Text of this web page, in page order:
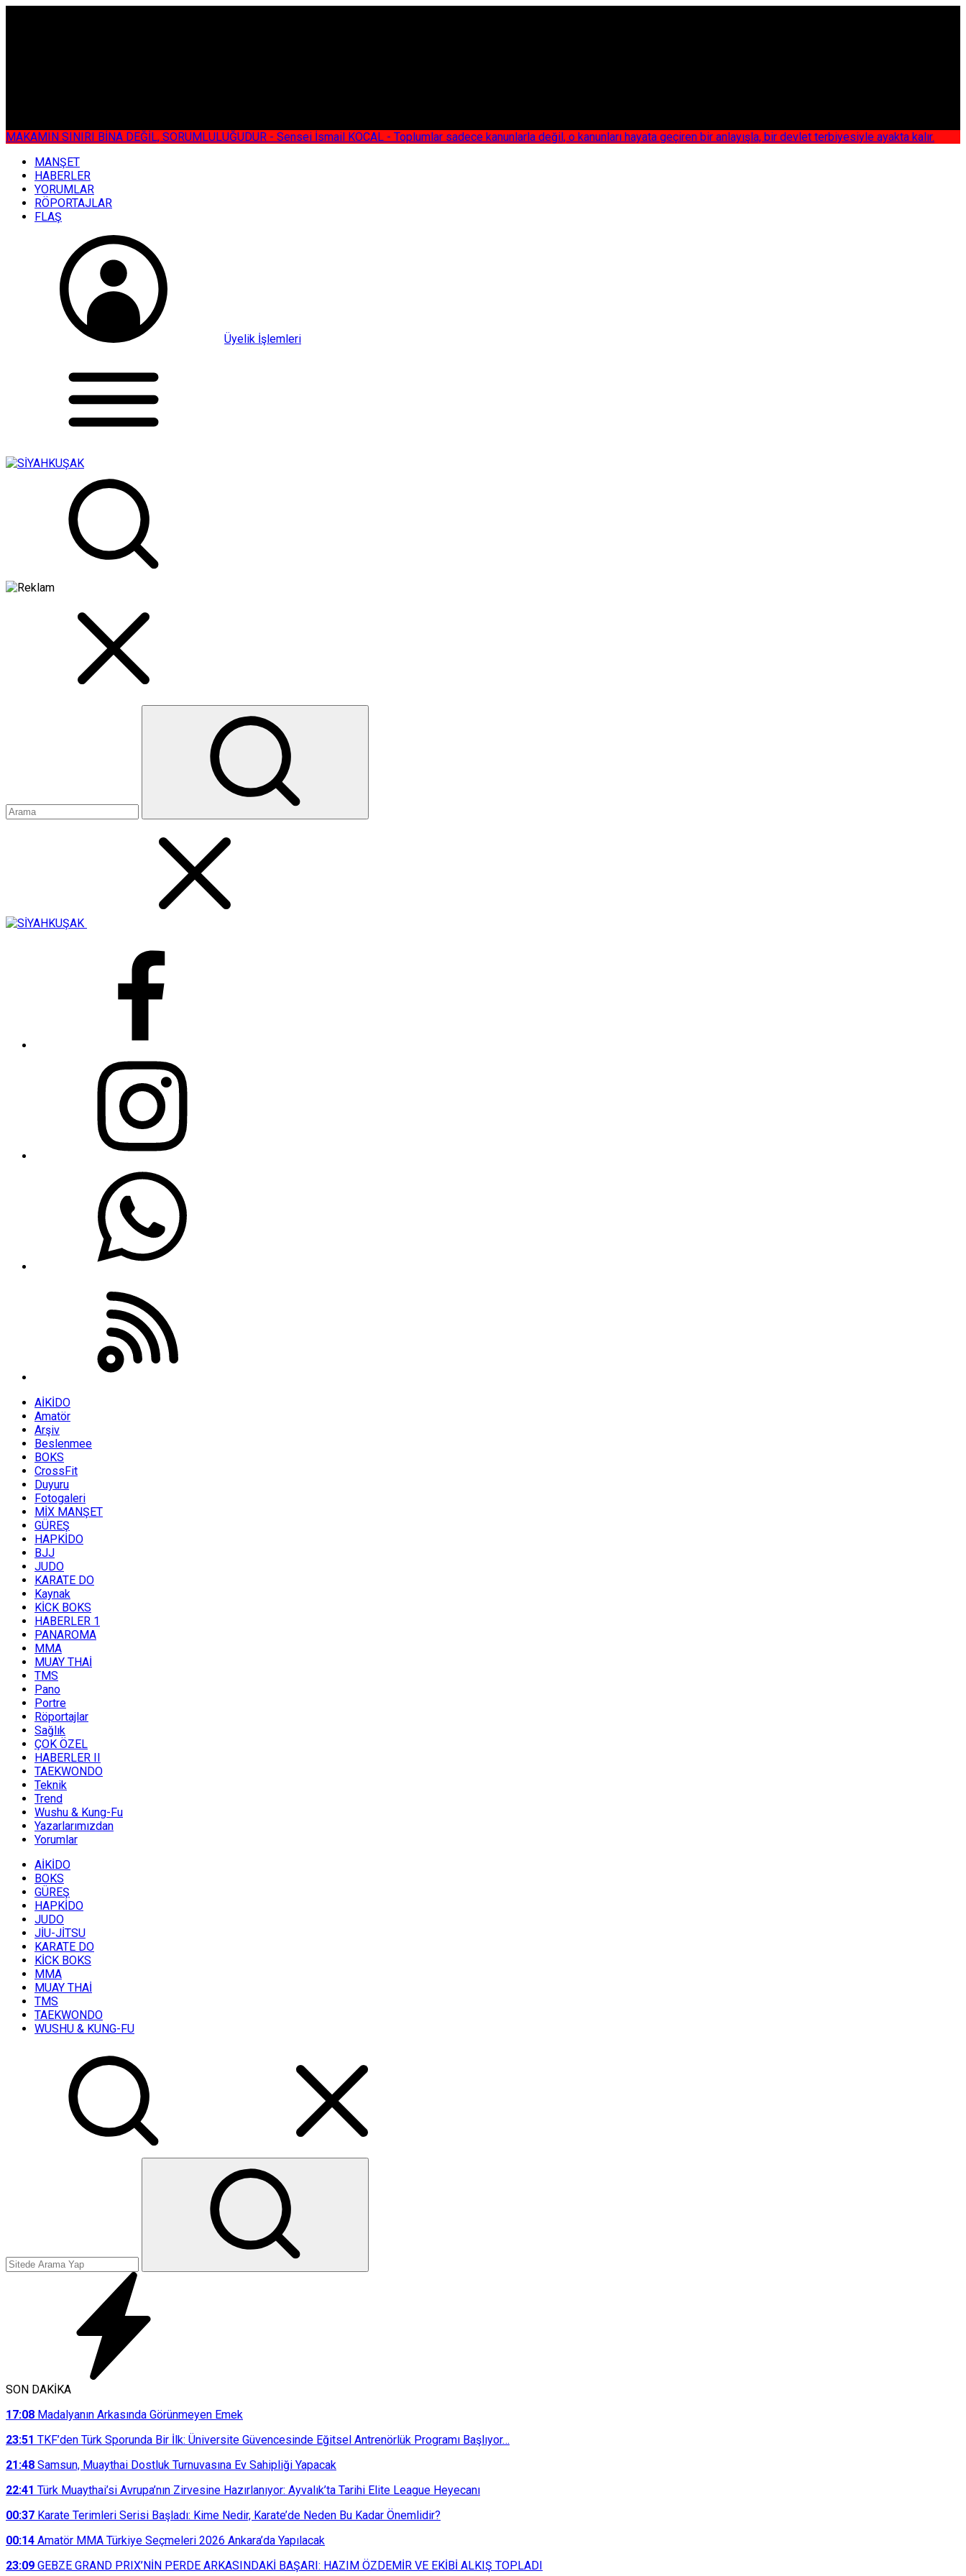
MAKAMIN SINIRI BİNA DEĞİL, SORUMLULUĞUDUR - Sensei İsmail KOCAL - Toplumlar sadece kanunlarla değil, o kanunları hayata geçiren bir anlayışla, bir devlet terbiyesiyle ayakta kalır.
MANŞET
HABERLER
YORUMLAR
RÖPORTAJLAR
FLAŞ
Üyelik İşlemleri
AİKİDO
Amatör
Arşiv
Beslenmee
BOKS
CrossFit
Duyuru
Fotogaleri
MİX MANŞET
GÜREŞ
HAPKİDO
BJJ
JUDO
KARATE DO
Kaynak
KİCK BOKS
HABERLER 1
PANAROMA
MMA
MUAY THAİ
TMS
Pano
Portre
Röportajlar
Sağlık
ÇOK ÖZEL
HABERLER II
TAEKWONDO
Teknik
Trend
Wushu & Kung-Fu
Yazarlarımızdan
Yorumlar
AİKİDO
BOKS
GÜREŞ
HAPKİDO
JUDO
JİU-JİTSU
KARATE DO
KİCK BOKS
MMA
MUAY THAİ
TMS
TAEKWONDO
WUSHU & KUNG-FU
SON DAKİKA
17:08 Madalyanın Arkasında Görünmeyen Emek
23:51 TKF’den Türk Sporunda Bir İlk: Üniversite Güvencesinde Eğitsel Antrenörlük Programı Başlıyor…
21:48 Samsun, Muaythai Dostluk Turnuvasına Ev Sahipliği Yapacak
22:41 Türk Muaythai’si Avrupa’nın Zirvesine Hazırlanıyor: Ayvalık’ta Tarihi Elite League Heyecanı
00:37 Karate Terimleri Serisi Başladı: Kime Nedir, Karate’de Neden Bu Kadar Önemlidir?
00:14 Amatör MMA Türkiye Seçmeleri 2026 Ankara’da Yapılacak
23:09 GEBZE GRAND PRIX’NİN PERDE ARKASINDAKİ BAŞARI: HAZIM ÖZDEMİR VE EKİBİ ALKIŞ TOPLADI